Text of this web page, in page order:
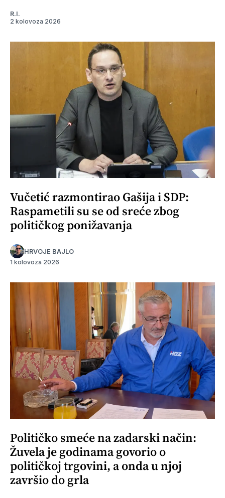
R.I.
2 kolovoza 2026
Vučetić razmontirao Gašija i SDP:
Raspametili su se od sreće zbog
političkog ponižavanja
HRVOJE BAJLO
1 kolovoza 2026
Političko smeće na zadarski način:
Žuvela je godinama govorio o
političkoj trgovini, a onda u njoj
završio do grla